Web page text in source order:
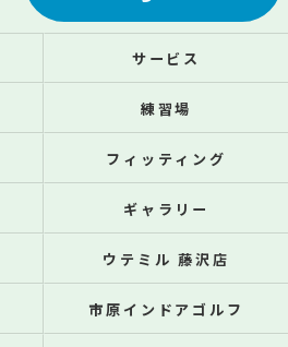
サービス
練習場
フィッティング
ギャラリー
ウテミル 藤沢店
市原インドアゴルフ